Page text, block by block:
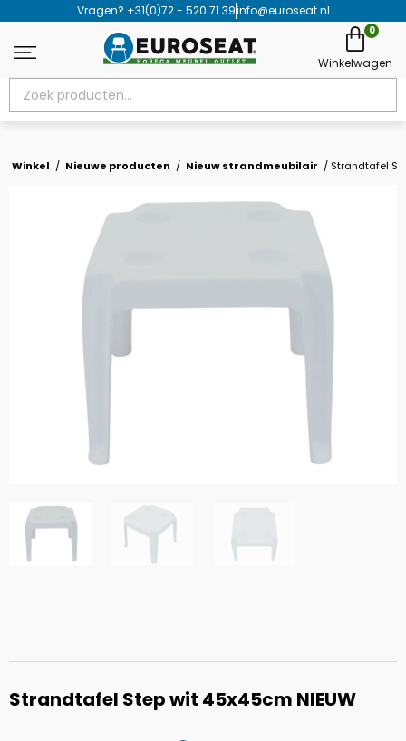
Vragen? +31(0)72 - 520 71 39info@euroseat.nl
0
winkel / nieuwe producten / nieuw strandmeubilair / Strandtafel
Strandtafel Step wit 45x45cm NIEUW